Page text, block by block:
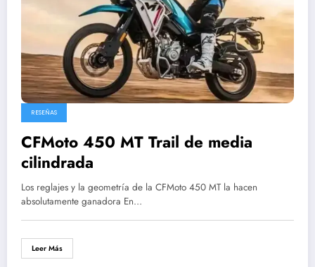
RESEÑAS
CFMoto 450 MT Trail de media
cilindrada
Los reglajes y la geometría de la CFMoto 450 MT la hacen
absolutamente ganadora En…
Leer Más